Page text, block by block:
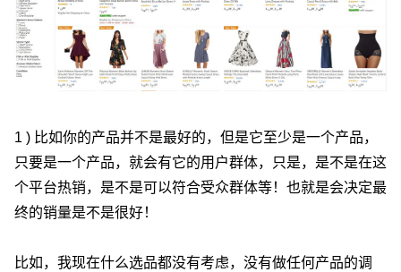
1 ) 比如你的产品并不是最好的，但是它至少是一个产品，
只要是一个产品，就会有它的用户群体，只是，是不是在这
个平台热销，是不是可以符合受众群体等！也就是会决定最
终的销量是不是很好！
比如，我现在什么选品都没有考虑，没有做任何产品的调